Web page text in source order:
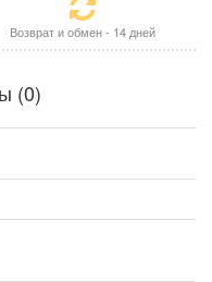
Возврат и обмен - 14 дней
(0)